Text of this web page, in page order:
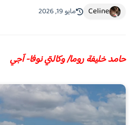
Celine مايو 19, 2026
حامد خليفة روما/ وكالتي نوفا- آجي